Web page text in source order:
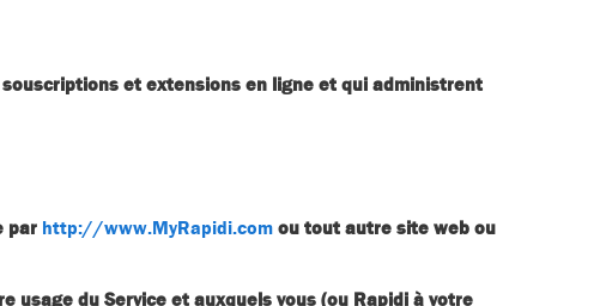
et extensions en ligne et qui administrent
par http://www.MyRapidi.com ou tout autre site web ou
du Service et auxquels vous (ou Rapidi à votre